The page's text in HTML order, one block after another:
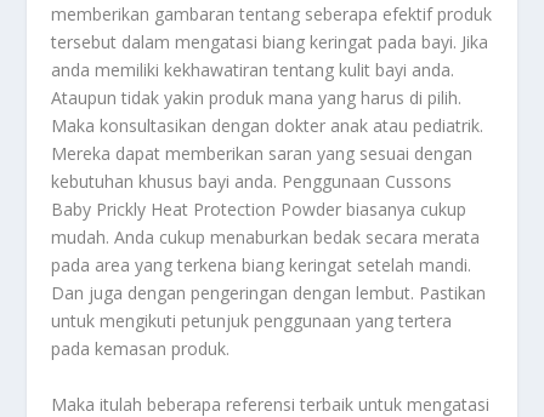
memberikan gambaran tentang seberapa efektif produk
tersebut dalam mengatasi biang keringat pada bayi. Jika
anda memiliki kekhawatiran tentang kulit bayi anda.
Ataupun tidak yakin produk mana yang harus di pilih.
Maka konsultasikan dengan dokter anak atau pediatrik.
Mereka dapat memberikan saran yang sesuai dengan
kebutuhan khusus bayi anda. Penggunaan Cussons
Baby Prickly Heat Protection Powder biasanya cukup
mudah. Anda cukup menaburkan bedak secara merata
pada area yang terkena biang keringat setelah mandi.
Dan juga dengan pengeringan dengan lembut. Pastikan
untuk mengikuti petunjuk penggunaan yang tertera
pada kemasan produk.
Maka itulah beberapa referensi terbaik untuk mengatasi